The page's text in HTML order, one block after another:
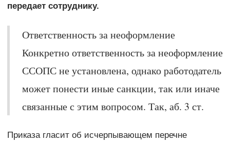
передает сотруднику.
Ответственность за неоформление
Конкретно ответственность за неоформление
ССОПС не установлена, однако работодатель
может понести иные санкции, так или иначе
связанные с этим вопросом. Так, аб. 3 ст.
Приказа гласит об исчерпывающем перечне